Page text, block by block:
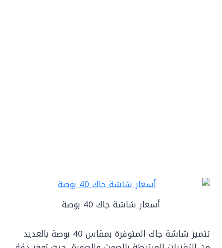
أسعار شاشة جاك 40 بوصة
تتميز شاشة جاك المتوفرة بمقاس 40 بوصة بالعديد